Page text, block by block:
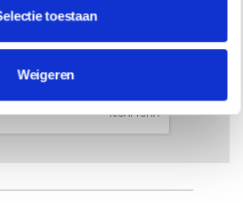
toestaan
Weigeren
INSCHRIJVEN